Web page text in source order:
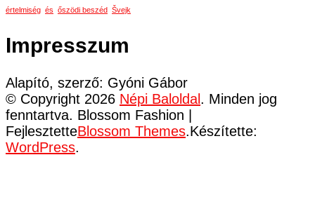
értelmiség és őszödi beszéd Švejk
Impresszum
Alapító, szerző: Gyóni Gábor
© Copyright 2026 Népi Baloldal . Minden jog
fenntartva. Blossom Fashion |
FejlesztetteBlossom Themes.Készítette:
WordPress.